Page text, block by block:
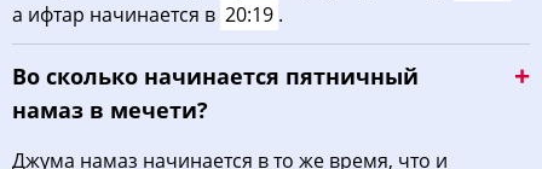
а ифтар начинается в 20:19 .
Во сколько начинается пятничный
намаз в мечети?
Джума намаз начинается в то же время, что и